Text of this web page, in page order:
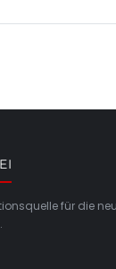
für die